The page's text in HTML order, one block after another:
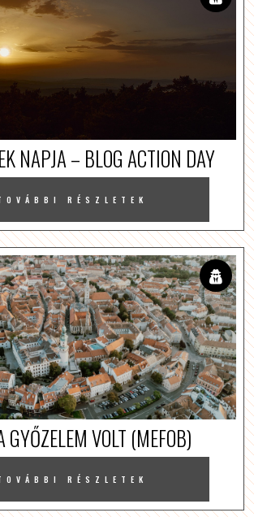
NAPJA – BLOG ACTION DAY
RÉSZLETEK
GYŐZELEM VOLT (MEFOB)
RÉSZLETEK